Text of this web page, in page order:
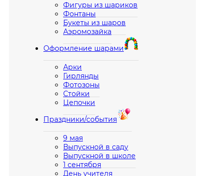
Фигуры из шариков
Фонтаны
Букеты из шаров
Аэромозайка
Оформление шарами
Арки
Гирлянды
Фотозоны
Стойки
Цепочки
Праздники/события
9 мая
Выпускной в саду
Выпускной в школе
1 сентября
День учителя